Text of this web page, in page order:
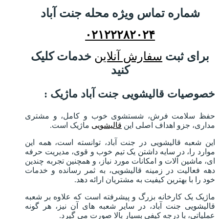
شماره تماس ویژه محله جنت آباد
۰۲۱۲۲۲۸۲۰۲۴
برای ثبت سفارش آنلاین خدمات کلیک
کنید
خصوصیات قالیشویی جنت آباد ماژیک :
حفظ سلامت فرش، شستشوی خوب و کامل، و مشتری
مداری، جزو اهداف اصلی این قالیشویی ماژیک است.
این شعبه قالیشویی در جنت آباد، توانسته است، همه این
موارد را، در سایه داشتن یک تیم خوب و قوی، مدیریت حرفه
ای، ماشین آلات و امکانات مورد نیاز، و همچنین تجربه چندین
دهه فعالیت در زمینه قالیشویی، به ثمر رسانده و خدمات
خود را با بهترین کیفیت به مشتریان ارائه دهد.
ماژیک یک کارخانه بزرگ و پیشرفته است که علاوه بر شعبه
قالیشویی جنت آباد، در سایر شعبه های آن نیز، هر گونه
عملیاتی، با درجه کیفی بسیار بالا صورت می گیرد.